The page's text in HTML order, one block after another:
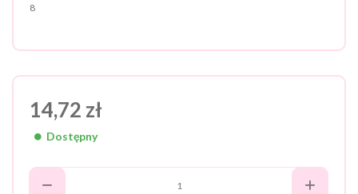
8
14,72 zł
Dostępny